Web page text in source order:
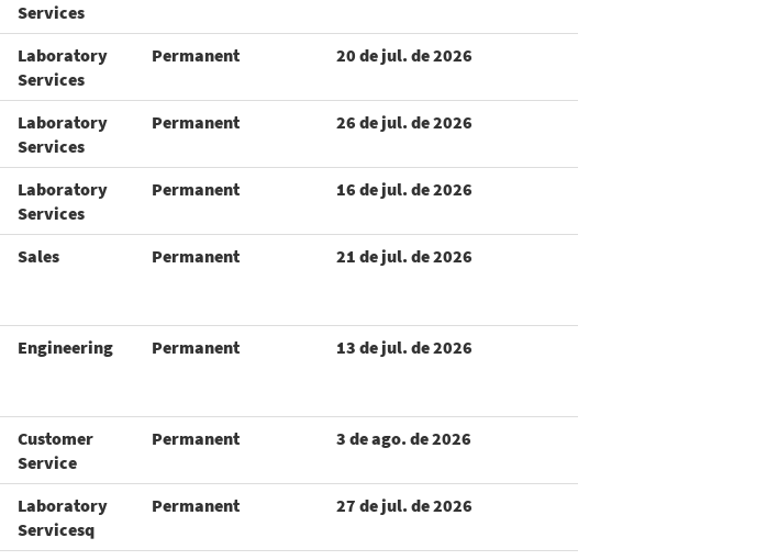
Services
Laboratory
Services
Permanent 20 de jul. de 2026
Laboratory
Services
Permanent 26 de jul. de 2026
Laboratory
Services
Permanent 16 de jul. de 2026
Sales Permanent 21 de jul. de 2026
Engineering Permanent 13 de jul. de 2026
Customer
Service
Permanent 3 de ago. de 2026
Laboratory
Servicesq
Permanent 27 de jul. de 2026